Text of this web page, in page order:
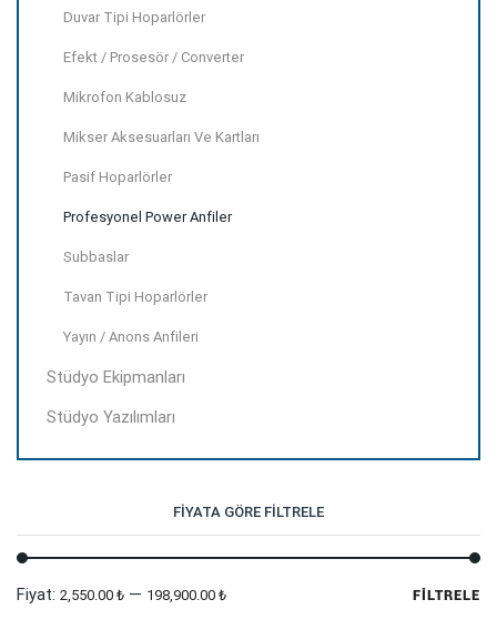
Duvar Tipi Hoparlörler
Efekt / Prosesör / Converter
Mikrofon Kablosuz
Mikser Aksesuarları Ve Kartları
Pasif Hoparlörler
Profesyonel Power Anfiler
Subbaslar
Tavan Tipi Hoparlörler
Yayın / Anons Anfileri
Stüdyo Ekipmanları
Stüdyo Yazılımları
FIYATA GÖRE FILTRELE
En
En
FILTRELE
Fiyat: 2,550.00 ₺ — 198,900.00 ₺